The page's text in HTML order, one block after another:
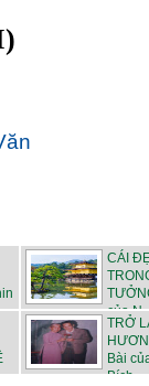
CÁI
của
TRỞ
Bài
Bích...